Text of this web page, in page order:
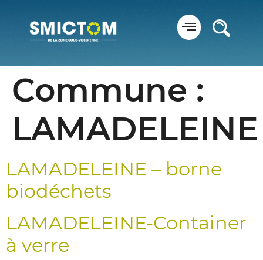
Commune :
LAMADELEINE
LAMADELEINE – borne
biodéchets
LAMADELEINE-Container
à verre